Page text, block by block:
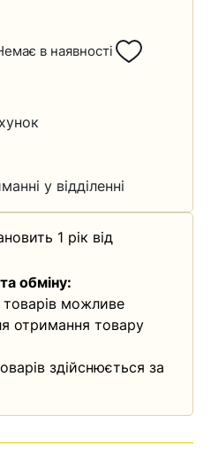
в наявності
у відділенні
1 рік від
обміну:
можливе
отримання товару
здійснюється за